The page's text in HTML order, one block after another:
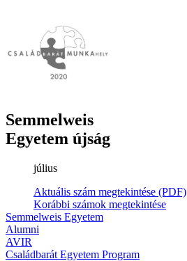
Semmelweis
Egyetem újság
július
Aktuális szám megtekintése (PDF)
Korábbi számok megtekintése
Semmelweis Egyetem
Alumni
AVIR
Családbarát Egyetem Program